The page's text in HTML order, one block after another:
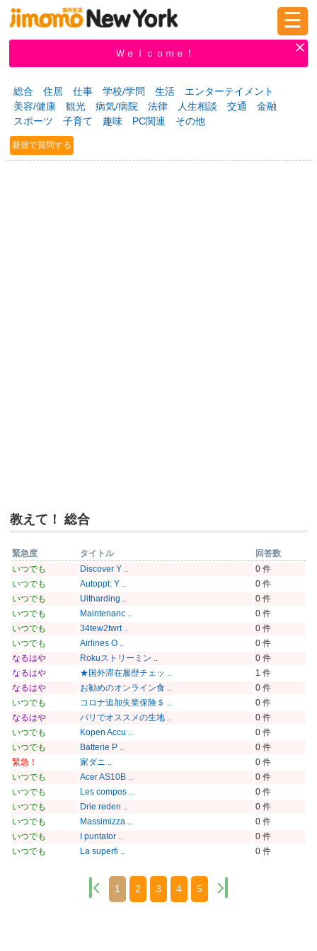
新規登録
掲示板 タウン情報 教えて！
☰
Ｗｅｌｃｏｍｅ！
総合 住居 仕事 学校/学問 生活
エンターテイメント
美容/健康
観光 病気/病院 法律 人生相談 交通
金融
スポーツ
子育て 趣味 PC関連 その他
新規で質問する
教えて！ 総合
緊急度 タイトル
回答数
いつでも
Discover Y ..
0 件
いつでも
Autoppt: Y ..
0 件
いつでも
Uitharding ..
0 件
いつでも
Maintenanc ..
0 件
いつでも
34tew2twrt ..
0 件
いつでも
Airlines O ..
0 件
なるはや
Rokuストリーミン ..
0 件
なるはや
★国外滞在履歴チェッ ..
1 件
なるはや
お勧めのオンライン食 ..
0 件
いつでも
コロナ追加失業保険＄ ..
0 件
なるはや
パリでオススメの生地 ..
0 件
いつでも
Kopen Accu ..
0 件
いつでも
Batterie P ..
0 件
緊急！
家ダニ ..
0 件
いつでも
Acer AS10B ..
0 件
いつでも
Les compos ..
0 件
いつでも
Drie reden ..
0 件
いつでも
Massimizza ..
0 件
いつでも
I puntator ..
0 件
いつでも
La superfi .. 0 件
1 2 3 4 5